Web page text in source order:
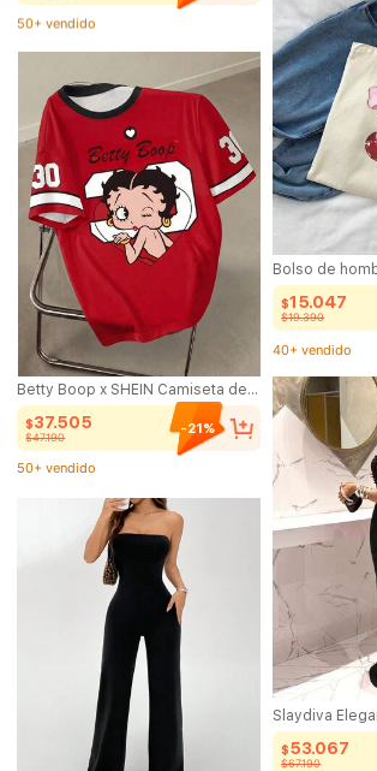
50+ vendido
Betty Boop x SHEIN Camiseta de manga corta casual de mujer con estampado de dibujos animados, para verano
$37.505
$47.190
-21%
50+ vendido
$15.047
$19.390
40+ vendido
40+ vendido
$53.067
$67.190